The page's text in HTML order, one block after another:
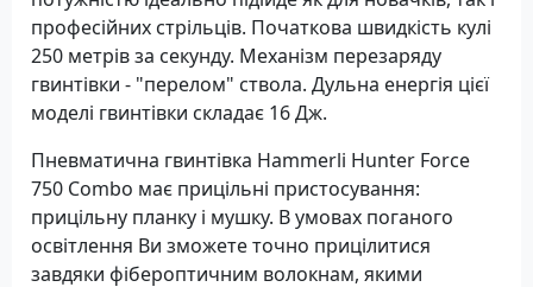
професійних стрільців. Початкова швидкість кулі
250 метрів за секунду. Механізм перезаряду
гвинтівки - "перелом" ствола. Дульна енергія цієї
моделі гвинтівки складає 16 Дж.
Пневматична гвинтівка Hammerli Hunter Force
750 Combo має прицільні пристосування:
прицільну планку і мушку. В умовах поганого
освітлення Ви зможете точно прицілитися
завдяки фібероптичним волокнам, якими